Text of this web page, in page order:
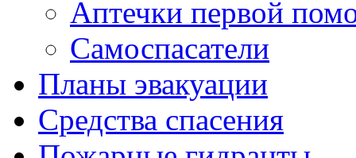
Аптечки первой
Самоспасатели
Планы эвакуации
Средства спасения